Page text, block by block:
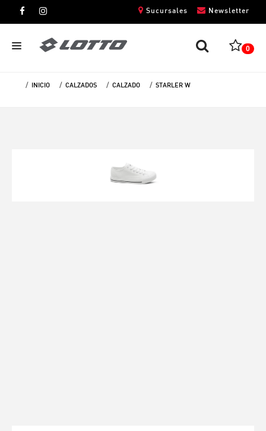
Newsletter
Sucursales
0
INICIO CALZADOS CALZADO STARLER W